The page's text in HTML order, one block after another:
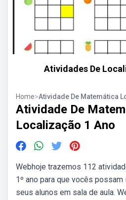
Atividades De
Home>Atividade De Matemática
Atividade De
Localização 1 Ano
Webhoje trazemos 112
1º ano para que vocês
seus alunos em sala de aula.